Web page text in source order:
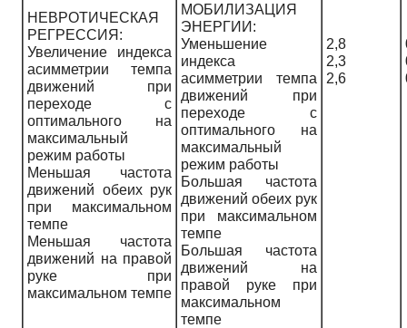
НЕВРОТИЧЕСКАЯ
РЕГРЕССИЯ:
Увеличение индекса
асимметрии темпа
движений при
переходе с
оптимального на
максимальный
режим работы
Меньшая частота
движений обеих рук
при максимальном
темпе
Меньшая частота
движений на правой
руке при
максимальном темпе
МОБИЛИЗАЦИЯ
ЭНЕРГИИ:
Уменьшение
индекса
асимметрии темпа
движений при
переходе с
оптимального на
максимальный
режим работы
Большая частота
движений обеих рук
при максимальном
темпе
Большая частота
движений на
правой руке при
максимальном
темпе
2,8
2,3
2,6